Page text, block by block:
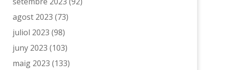
agost 2023 (73)
juliol 2023 (98)
juny 2023 (103)
maig 2023 (133)